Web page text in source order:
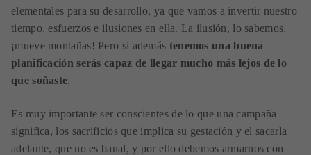
elementales para su desarrollo, ya que vamos a invertir nuestro
tiempo, esfuerzos e ilusiones en ella. La ilusión, lo sabemos,
¡mueve montañas! Pero si además tenemos una buena
planificación serás capaz de llegar mucho más lejos de lo
que soñaste.
Es muy importante ser conscientes de lo que una campaña
significa, los sacrificios que implica su gestación y el sacarla
adelante, que no es banal, y por ello debemos armarnos con